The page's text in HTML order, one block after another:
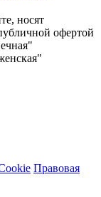
носят
офертой
Правовая